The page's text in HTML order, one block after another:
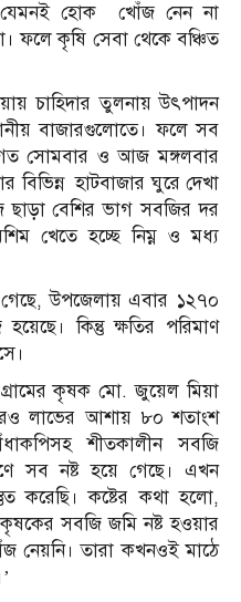
যেমনই হোক খোঁজ নেন না
ফলে কৃষি সেবা থেকে বঞ্চিত
চাহিদার তুলনায় উৎপাদন
বাজারগুলোতে। ফলে সব
গত সোমবার ও আজ মঙ্গলবার
হাটবাজার ঘুরে দেখা
ছাড়া বেশির ভাগ সবজির দর
খেতে হচ্ছে নিম্ন ও মধ্য
উপজেলায় এবার ১২৭০
কিন্তু ক্ষতির পরিমাণ
কৃষক মো. জুয়েল মিয়া
লাভের আশায় ৮০ শতাংশ
শীতকালীন সবজি
সব নষ্ট হয়ে গেছে। এখন
করেছি। কষ্টের কথা হলো,
সবজি জমি নষ্ট হওয়ার
তারা কখনওই মাঠে